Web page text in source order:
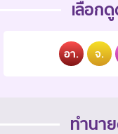
เลือก
อา. จ.
ทำนา